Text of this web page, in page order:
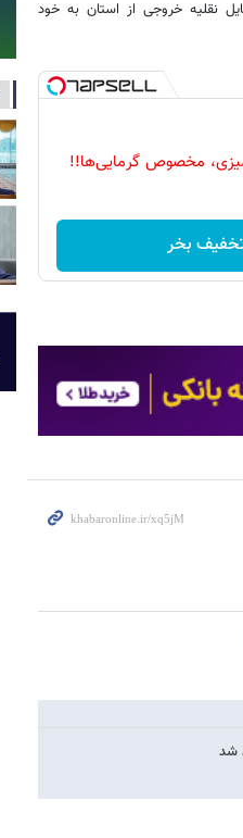
نقلیه خروجی از استان به خود
مخصوص گرمایی‌ها!!
بخر
شد